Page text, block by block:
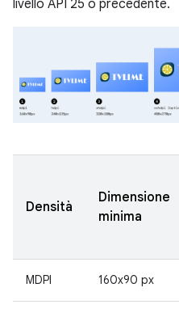
livello API 25 o precedente.
Densità
Dimensione
minima
MDPI 160x90 px